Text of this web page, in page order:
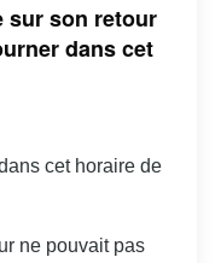
sur son retour
dans cet
cet horaire de
ne pouvait pas